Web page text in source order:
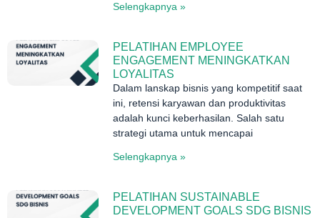
Selengkapnya »
PELATIHAN EMPLOYEE
ENGAGEMENT MENINGKATKAN
LOYALITAS
Dalam lanskap bisnis yang kompetitif saat
ini, retensi karyawan dan produktivitas
adalah kunci keberhasilan. Salah satu
strategi utama untuk mencapai
Selengkapnya »
PELATIHAN SUSTAINABLE
DEVELOPMENT GOALS SDG BISNIS